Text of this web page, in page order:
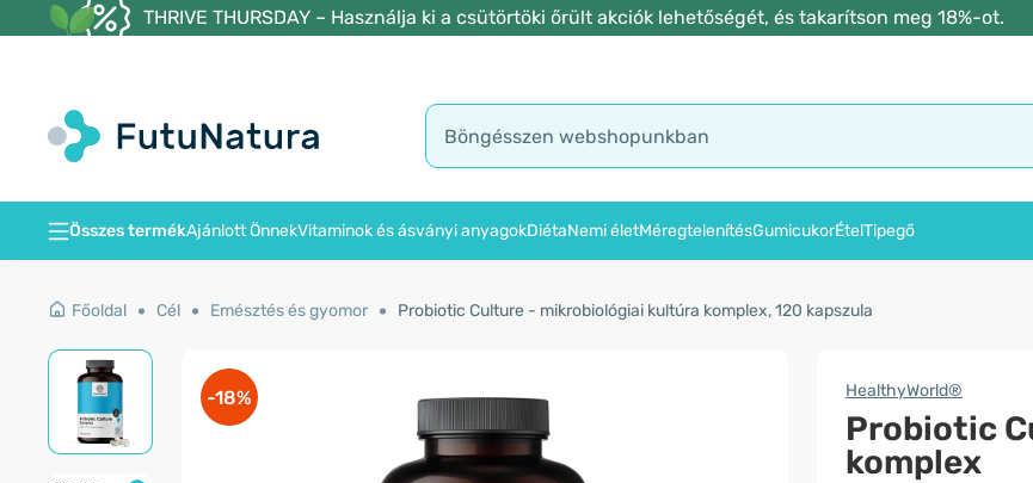
THRIVE THURSDAY – Használja ki a csütörtöki őrült akciók lehetőségét, és takarítson meg 18%-ot.
Összes termékAjánlott ÖnnekVitaminok és ásványi anyagokDiétaNemi életMéregtelenítésGumicukorÉtelTipegő
Főoldal Cél Emésztés és gyomor Probiotic Culture - mikrobiológiai kultúra komplex, 120 kapszula
-18% HealthyWorld®
Probiotic
komplex